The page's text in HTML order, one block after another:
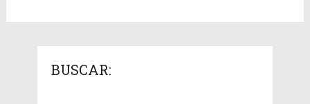
BUSCAR: